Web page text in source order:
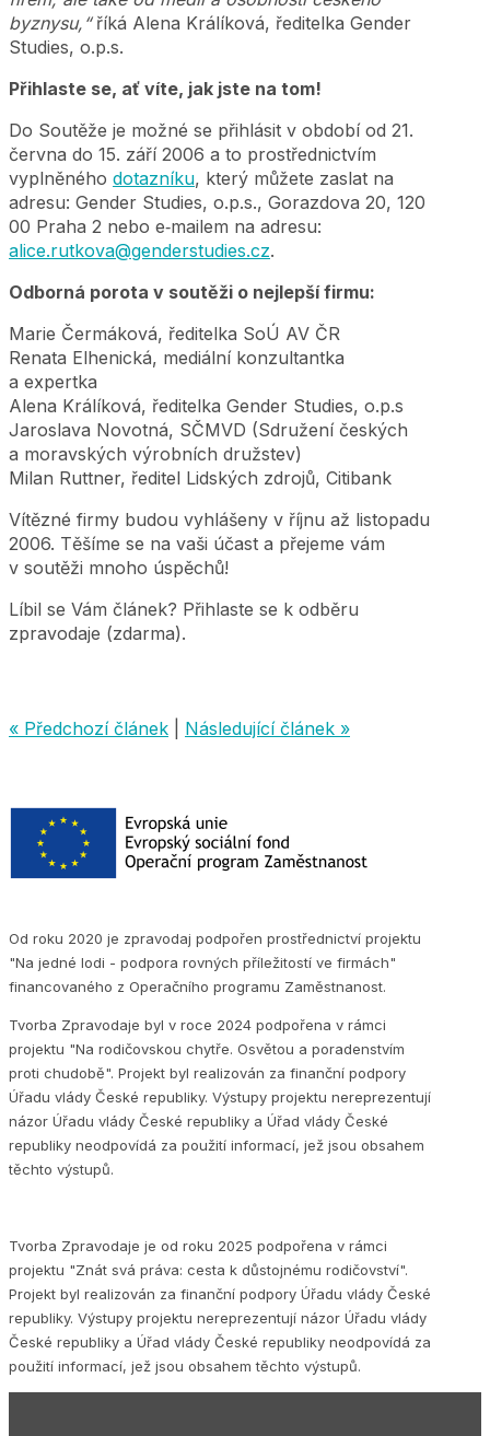
byznysu,“ říká Alena Králíková, ředitelka Gender
Studies, o.p.s.
Přihlaste se, ať víte, jak jste na tom!
Do Soutěže je možné se přihlásit v období od 21.
června do 15. září 2006 a to prostřednictvím
vyplněného dotazníku, který můžete zaslat na
adresu: Gender Studies, o.p.s., Gorazdova 20, 120
00 Praha 2 nebo e‑mailem na adresu:
alice.rutkova@genderstudies.cz.
Odborná porota v soutěži o nejlepší firmu:
Marie Čermáková, ředitelka SoÚ AV ČR
Renata Elhenická, mediální konzultantka
a expertka
Alena Králíková, ředitelka Gender Studies, o.p.s
Jaroslava Novotná, SČMVD (Sdružení českých
a moravských výrobních družstev)
Milan Ruttner, ředitel Lidských zdrojů, Citibank
Vítězné firmy budou vyhlášeny v říjnu až listopadu
2006. Těšíme se na vaši účast a přejeme vám
v soutěži mnoho úspěchů!
Líbil se Vám článek? Přihlaste se k odběru
zpravodaje (zdarma).
« Předchozí článek Následující článek »
Od roku 2020 je zpravodaj podpořen prostřednictví projektu
"Na jedné lodi - podpora rovných příležitostí ve firmách"
financovaného z Operačního programu Zaměstnanost.
Tvorba Zpravodaje byl v roce 2024 podpořena v rámci
projektu "Na rodičovskou chytře. Osvětou a poradenstvím
proti chudobě". Projekt byl realizován za finanční podpory
Úřadu vlády České republiky. Výstupy projektu nereprezentují
názor Úřadu vlády České republiky a Úřad vlády České
republiky neodpovídá za použití informací, jež jsou obsahem
těchto výstupů.
Tvorba Zpravodaje je od roku 2025 podpořena v rámci
projektu "Znát svá práva: cesta k důstojnému rodičovství".
Projekt byl realizován za finanční podpory Úřadu vlády České
republiky. Výstupy projektu nereprezentují názor Úřadu vlády
České republiky a Úřad vlády České republiky neodpovídá za
použití informací, jež jsou obsahem těchto výstupů.